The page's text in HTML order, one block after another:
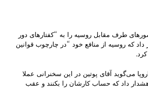
طرف مقابل روسیه را به “کفتارهای دور
داد که روسیه از منافع خود “در چارچوب قوانین
می‌گوید آقای پوتین در این سخنرانی عملا
داد که حساب کارشان را بکنند و عقب